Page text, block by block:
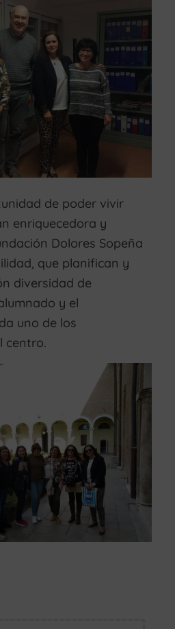
de poder vivir
enriquecedora y
Dolores Sopeña
que planifican y
diversidad de
y el
uno de los
centro.